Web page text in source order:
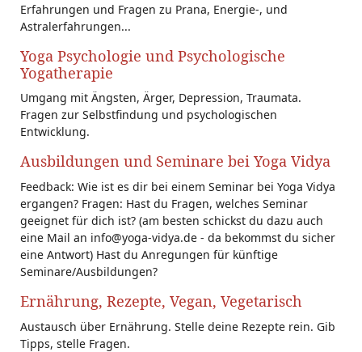
Erfahrungen und Fragen zu Prana, Energie-, und
Astralerfahrungen...
Yoga Psychologie und Psychologische
Yogatherapie
Umgang mit Ängsten, Ärger, Depression, Traumata.
Fragen zur Selbstfindung und psychologischen
Entwicklung.
Ausbildungen und Seminare bei Yoga Vidya
Feedback: Wie ist es dir bei einem Seminar bei Yoga Vidya
ergangen? Fragen: Hast du Fragen, welches Seminar
geeignet für dich ist? (am besten schickst du dazu auch
eine Mail an info@yoga-vidya.de - da bekommst du sicher
eine Antwort) Hast du Anregungen für künftige
Seminare/Ausbildungen?
Ernährung, Rezepte, Vegan, Vegetarisch
Austausch über Ernährung. Stelle deine Rezepte rein. Gib
Tipps, stelle Fragen.